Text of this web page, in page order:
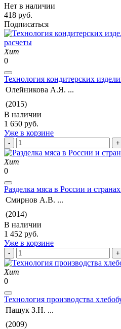
Нет в наличии
418 руб.
Подписаться
Хит
0
Технология кондитерских
Олейникова А.Я. ...
(2015)
В наличии
1 650 руб.
Уже в корзине
Хит
0
Разделка мяса в России и
Смирнов А.В. ...
(2014)
В наличии
1 452 руб.
Уже в корзине
Хит
0
Технология производства
Пашук З.Н. ...
(2009)